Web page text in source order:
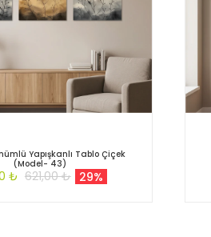
Yapışkanlı Tablo Çiçek
(Model- 43)
₺ 621,00 ₺ 29%